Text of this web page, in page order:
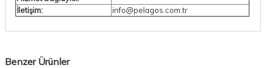
İletişim:
info@pelagos.com.tr
Benzer Ürünler